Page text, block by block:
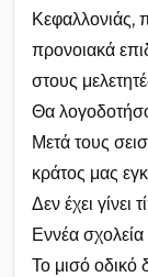
Κεφαλλονιάς,
προνοιακά
στους
Θα
Μετά τους
κράτος μας
Δεν έχει γίνει
Εννέα σχολεία
Το μισό οδικό